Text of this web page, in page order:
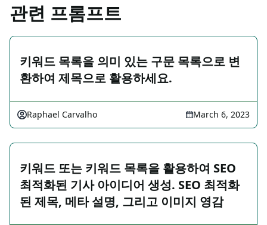
관련 프롬프트
키워드 목록을 의미 있는 구문 목록으로 변
환하여 제목으로 활용하세요.
Raphael Carvalho March 6, 2023
키워드 또는 키워드 목록을 활용하여 SEO
최적화된 기사 아이디어 생성. SEO 최적화
된 제목, 메타 설명, 그리고 이미지 영감